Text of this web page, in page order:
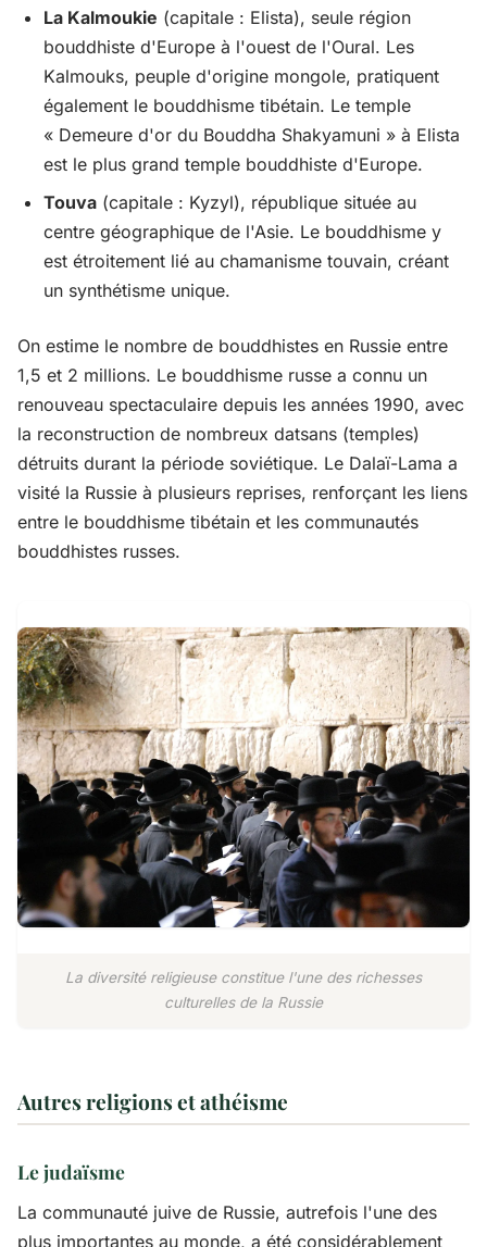
La Kalmoukie (capitale : Elista), seule région
bouddhiste d'Europe à l'ouest de l'Oural. Les
Kalmouks, peuple d'origine mongole, pratiquent
également le bouddhisme tibétain. Le temple
« Demeure d'or du Bouddha Shakyamuni » à Elista
est le plus grand temple bouddhiste d'Europe.
Touva (capitale : Kyzyl), république située au
centre géographique de l'Asie. Le bouddhisme y
est étroitement lié au chamanisme touvain, créant
un synthétisme unique.
On estime le nombre de bouddhistes en Russie entre
1,5 et 2 millions. Le bouddhisme russe a connu un
renouveau spectaculaire depuis les années 1990, avec
la reconstruction de nombreux datsans (temples)
détruits durant la période soviétique. Le Dalaï-Lama a
visité la Russie à plusieurs reprises, renforçant les liens
entre le bouddhisme tibétain et les communautés
bouddhistes russes.
La diversité religieuse constitue l'une des richesses
culturelles de la Russie
Autres religions et athéisme
Le judaïsme
La communauté juive de Russie, autrefois l'une des
plus importantes au monde, a été considérablement